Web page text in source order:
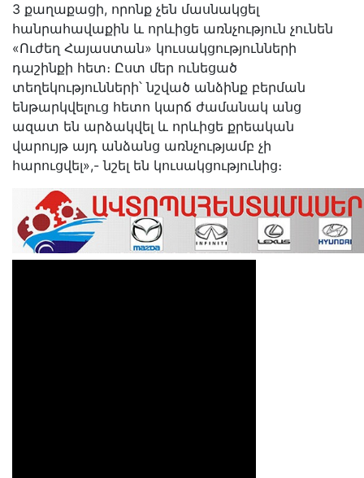
3 քաղաքացի, որոնք չեն մասնակցել
հանրահավաքին և որևիցե առնչություն չունեն
«Ուժեղ Հայաստան» կուսակցությունների
դաշինքի հետ։ Ըստ մեր ունեցած
տեղեկությունների՝ նշված անձինք բերման
ենթարկվելուց հետո կարճ ժամանակ անց
ազատ են արձակվել և որևիցե քրեական
վարույթ այդ անձանց առնչությամբ չի
հարուցվել»,- նշել են կուսակցությունից։